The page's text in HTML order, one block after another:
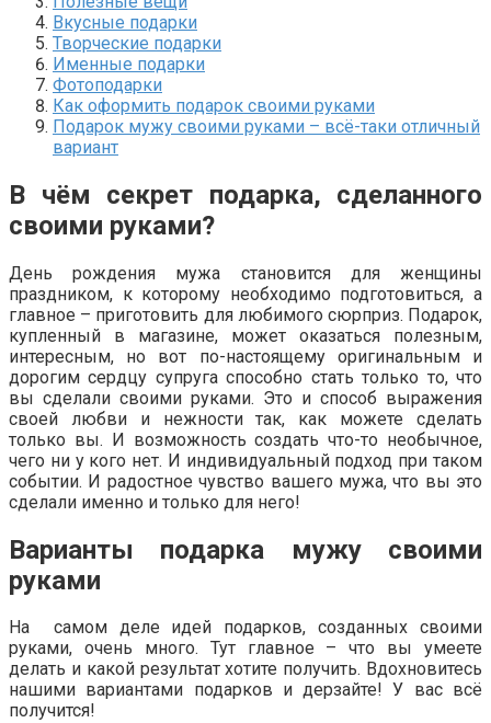
Вкусные подарки
Творческие подарки
Именные подарки
Фотоподарки
Как оформить подарок своими руками
Подарок мужу своими руками – всё-таки отличный
вариант
В чём секрет подарка, сделанного
своими руками?
День рождения мужа становится для женщины
праздником, к которому необходимо подготовиться, а
главное – приготовить для любимого сюрприз. Подарок,
купленный в магазине, может оказаться полезным,
интересным, но вот по-настоящему оригинальным и
дорогим сердцу супруга способно стать только то, что
вы сделали своими руками. Это и способ выражения
своей любви и нежности так, как можете сделать
только вы. И возможность создать что-то необычное,
чего ни у кого нет. И индивидуальный подход при таком
событии. И радостное чувство вашего мужа, что вы это
сделали именно и только для него!
Варианты подарка мужу своими
руками
На самом деле идей подарков, созданных своими
руками, очень много. Тут главное – что вы умеете
делать и какой результат хотите получить. Вдохновитесь
нашими вариантами подарков и дерзайте! У вас всё
получится!